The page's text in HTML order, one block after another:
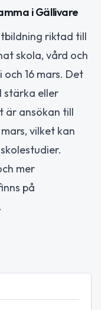
i Gällivare
riktad till
skola, vård och
16 mars. Det
stärka eller
är ansökan till
vilket kan
mer
på
.